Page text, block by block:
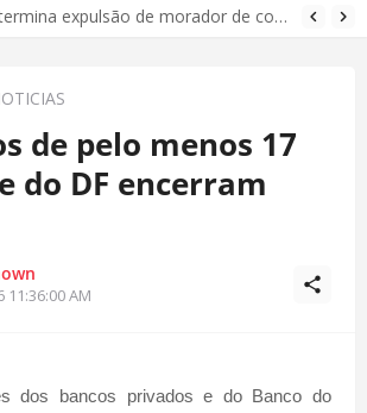
Justiça do DF determina expulsão de morador de condomínio por comportamento antissocial
de pelo menos 17
do DF encerram
11:36:00 AM
dos bancos privados e do Banco do